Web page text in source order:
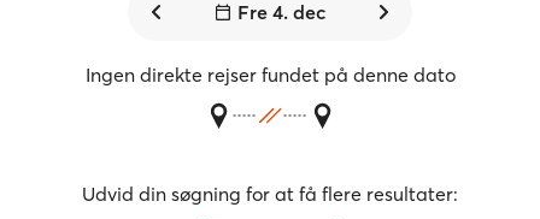
Fre 4. dec
Ingen direkte rejser fundet på denne dato
Udvid din søgning for at få flere resultater: